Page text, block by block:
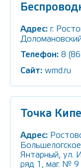
Адрес: г.
Телефон: 8
Сайт: wmd.ru
Точка
Адрес:
Янтарный, ул.
ряд 1, маг. № 9